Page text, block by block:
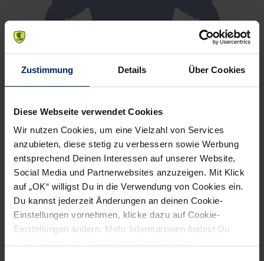
Zustimmung Details Über Cookies
Diese Webseite verwendet Cookies
Wir nutzen Cookies, um eine Vielzahl von Services
anzubieten, diese stetig zu verbessern sowie Werbung
entsprechend Deinen Interessen auf unserer Website,
Social Media und Partnerwebsites anzuzeigen. Mit Klick
auf „OK“ willigst Du in die Verwendung von Cookies ein.
Du kannst jederzeit Änderungen an deinen Cookie-
Einstellungen vornehmen, klicke dazu auf Cookie-
Einstellungen ändern. Mehr Informationen findest Du